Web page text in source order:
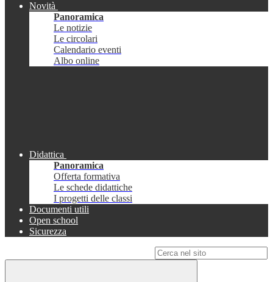
Novità
Panoramica
Le notizie
Le circolari
Calendario eventi
Albo online
Didattica
Panoramica
Offerta formativa
Le schede didattiche
I progetti delle classi
Documenti utili
Open school
Sicurezza